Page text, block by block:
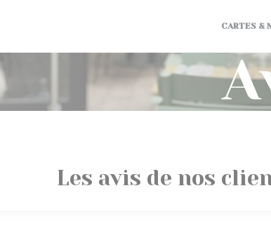
CARTES &
Les avis de nos